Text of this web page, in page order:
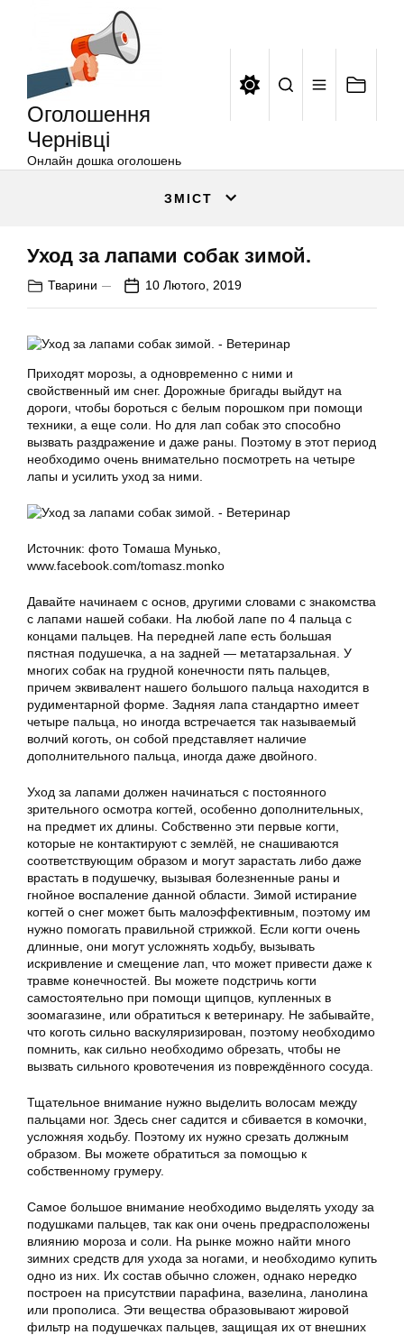
Оголошення
Чернівці
Онлайн дошка оголошень
ЗМІСТ
Уход за лапами собак зимой.
Тварини 10 Лютого, 2019
Приходят морозы, а одновременно с ними и
свойственный им снег. Дорожные бригады выйдут на
дороги, чтобы бороться с белым порошком при помощи
техники, а еще соли. Но для лап собак это способно
вызвать раздражение и даже раны. Поэтому в этот период
необходимо очень внимательно посмотреть на четыре
лапы и усилить уход за ними.
Источник: фото Томаша Мунько,
www.facebook.com/tomasz.monko
Давайте начинаем с основ, другими словами с знакомства
с лапами нашей собаки. На любой лапе по 4 пальца с
концами пальцев. На передней лапе есть большая
пястная подушечка, а на задней — метатарзальная. У
многих собак на грудной конечности пять пальцев,
причем эквивалент нашего большого пальца находится в
рудиментарной форме. Задняя лапа стандартно имеет
четыре пальца, но иногда встречается так называемый
волчий коготь, он собой представляет наличие
дополнительного пальца, иногда даже двойного.
Уход за лапами должен начинаться с постоянного
зрительного осмотра когтей, особенно дополнительных,
на предмет их длины. Собственно эти первые когти,
которые не контактируют с землёй, не снашиваются
соответствующим образом и могут зарастать либо даже
врастать в подушечку, вызывая болезненные раны и
гнойное воспаление данной области. Зимой истирание
когтей о снег может быть малоэффективным, поэтому им
нужно помогать правильной стрижкой. Если когти очень
длинные, они могут усложнять ходьбу, вызывать
искривление и смещение лап, что может привести даже к
травме конечностей. Вы можете подстричь когти
самостоятельно при помощи щипцов, купленных в
зоомагазине, или обратиться к ветеринару. Не забывайте,
что коготь сильно васкуляризирован, поэтому необходимо
помнить, как сильно необходимо обрезать, чтобы не
вызвать сильного кровотечения из повреждённого сосуда.
Тщательное внимание нужно выделить волосам между
пальцами ног. Здесь снег садится и сбивается в комочки,
усложняя ходьбу. Поэтому их нужно срезать должным
образом. Вы можете обратиться за помощью к
собственному грумеру.
Самое большое внимание необходимо выделять уходу за
подушками пальцев, так как они очень предрасположены
влиянию мороза и соли. На рынке можно найти много
зимних средств для ухода за ногами, и необходимо купить
одно из них. Их состав обычно сложен, однако нередко
построен на присутствии парафина, вазелина, ланолина
или прополиса. Эти вещества образовывают жировой
фильтр на подушечках пальцев, защищая их от внешних